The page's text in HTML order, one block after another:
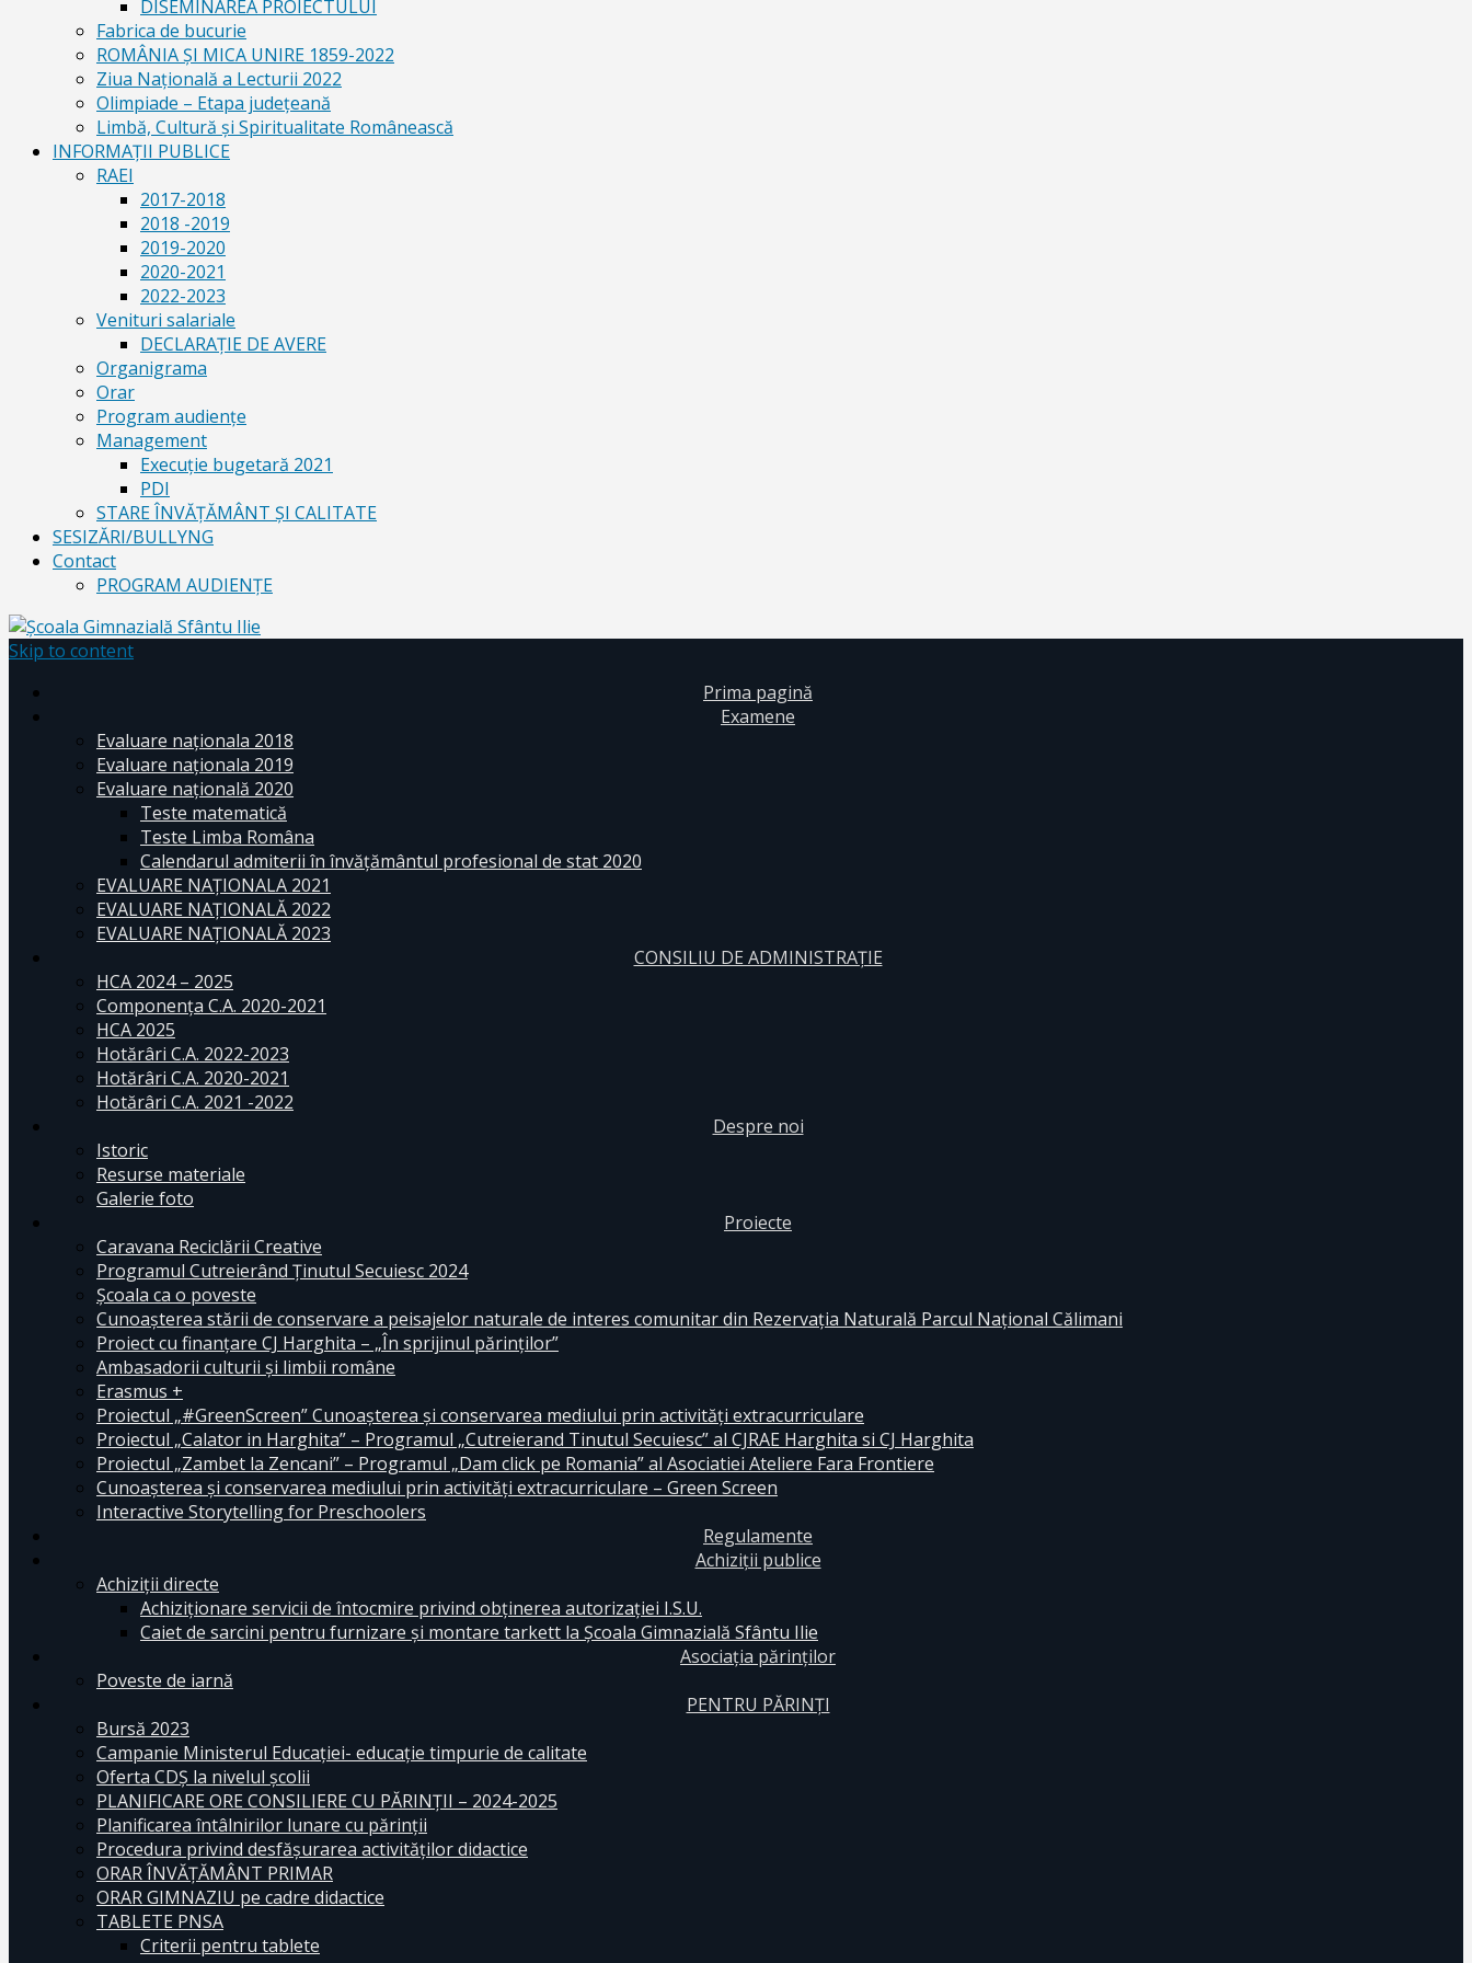
DISEMINAREA PROIECTULUI
Fabrica de bucurie
ROMÂNIA ŞI MICA UNIRE 1859-2022
Ziua Naţională a Lecturii 2022
Olimpiade – Etapa judeţeană
Limbă, Cultură și Spiritualitate Românească
INFORMAŢII PUBLICE
RAEI
2017-2018
2018 -2019
2019-2020
2020-2021
2022-2023
Venituri salariale
DECLARAŢIE DE AVERE
Organigrama
Orar
Program audiențe
Management
Execuţie bugetară 2021
PDI
STARE ÎNVĂȚĂMÂNT ȘI CALITATE
SESIZĂRI/BULLYNG
Contact
PROGRAM AUDIENŢE
Skip to content
Prima pagină
Examene
Evaluare naționala 2018
Evaluare naționala 2019
Evaluare națională 2020
Teste matematică
Teste Limba Româna
Calendarul admiterii în învăţământul profesional de stat 2020
EVALUARE NAȚIONALA 2021
EVALUARE NAŢIONALĂ 2022
EVALUARE NAŢIONALĂ 2023
CONSILIU DE ADMINISTRAȚIE
HCA 2024 – 2025
Componența C.A. 2020-2021
HCA 2025
Hotărâri C.A. 2022-2023
Hotărâri C.A. 2020-2021
Hotărâri C.A. 2021 -2022
Despre noi
Istoric
Resurse materiale
Galerie foto
Proiecte
Caravana Reciclării Creative
Programul Cutreierând Ținutul Secuiesc 2024
Școala ca o poveste
Cunoaşterea stării de conservare a peisajelor naturale de interes comunitar din Rezervaţia Naturală Parcul Naţional Călimani
Proiect cu finanţare CJ Harghita – „În sprijinul părinţilor”
Ambasadorii culturii și limbii române
Erasmus +
Proiectul „#GreenScreen” Cunoașterea şi conservarea mediului prin activităţi extracurriculare
Proiectul „Calator in Harghita” – Programul „Cutreierand Tinutul Secuiesc” al CJRAE Harghita si CJ Harghita
Proiectul „Zambet la Zencani” – Programul „Dam click pe Romania” al Asociatiei Ateliere Fara Frontiere
Cunoașterea și conservarea mediului prin activități extracurriculare – Green Screen
Interactive Storytelling for Preschoolers
Regulamente
Achiziții publice
Achiziții directe
Achiziționare servicii de întocmire privind obținerea autorizației I.S.U.
Caiet de sarcini pentru furnizare și montare tarkett la Școala Gimnazială Sfântu Ilie
Asociația părinților
Poveste de iarnă
PENTRU PĂRINȚI
Bursă 2023
Campanie Ministerul Educației- educație timpurie de calitate
Oferta CDŞ la nivelul şcolii
PLANIFICARE ORE CONSILIERE CU PĂRINȚII – 2024-2025
Planificarea întâlnirilor lunare cu părinții
Procedura privind desfășurarea activităților didactice
ORAR ÎNVĂȚĂMÂNT PRIMAR
ORAR GIMNAZIU pe cadre didactice
TABLETE PNSA
Criterii pentru tablete